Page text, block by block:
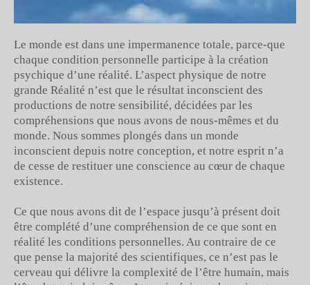
Le monde est dans une impermanence totale, parce-que
chaque condition personnelle participe à la création
psychique d’une réalité. L’aspect physique de notre
grande Réalité n’est que le résultat inconscient des
productions de notre sensibilité, décidées par les
compréhensions que nous avons de nous-mêmes et du
monde. Nous sommes plongés dans un monde
inconscient depuis notre conception, et notre esprit n’a
de cesse de restituer une conscience au cœur de chaque
existence.
Ce que nous avons dit de l’espace jusqu’à présent doit
être complété d’une compréhension de ce que sont en
réalité les conditions personnelles. Au contraire de ce
que pense la majorité des scientifiques, ce n’est pas le
cerveau qui délivre la complexité de l’être humain, mais